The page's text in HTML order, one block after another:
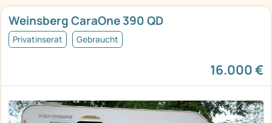
Weinsberg CaraOne 390 QD
Privatinserat Gebraucht
16.000 €